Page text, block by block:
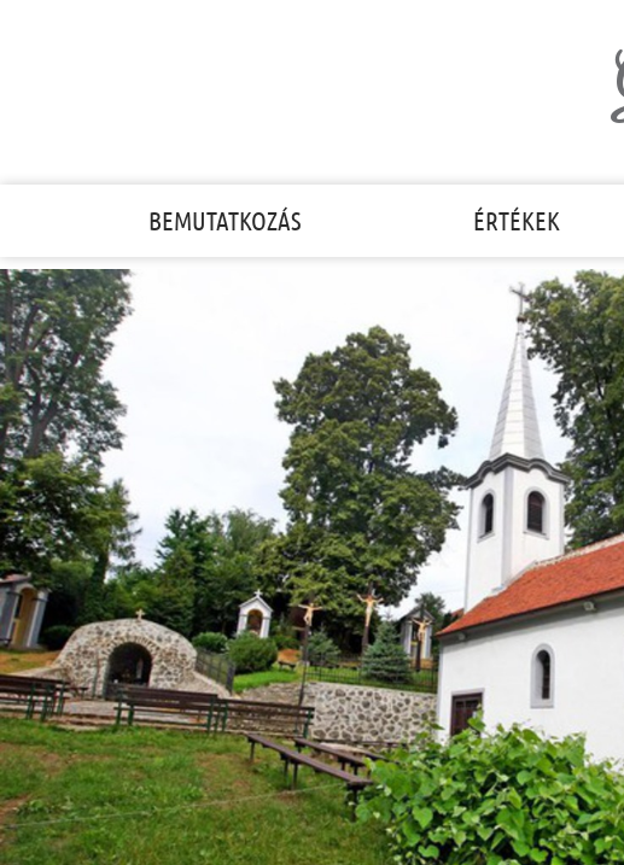
BEMUTATKOZÁS ÉRTÉKEK
2021. szeptember 17-én pénteken a
Gencsapáti Művelődési Ház és
Községi Iskolai Könyvtár ad helyet…
RÉSZLETEK
Húsvéti hímes
tojáskészítő verseny
(digitális pályázat)
2020.01.30.
Virtuális Húsvéti hímes tojás készítő
versenyt hirdetünk minden
korosztály számára! Készítsd el Te is
húsvéti…